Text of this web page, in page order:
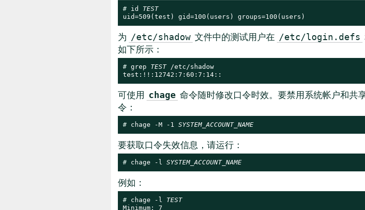
# id TEST
uid=509(test) gid=100(users) groups=100(users)
为 /etc/shadow 文件中的测试用户在 /etc/login.defs
如下所示：
# grep TEST /etc/shadow
test:!!:12742:7:60:7:14::
可使用 chage 命令随时修改口令时效。要禁用系统帐户和共
令：
# chage -M -1 SYSTEM_ACCOUNT_NAME
要获取口令失效信息，请运行：
# chage -l SYSTEM_ACCOUNT_NAME
例如：
# chage -l TEST
Minimum: 7